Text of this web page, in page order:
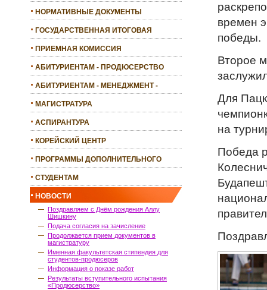
НОРМАТИВНЫЕ ДОКУМЕНТЫ
ГОСУДАРСТВЕННАЯ ИТОГОВАЯ
ПРИЕМНАЯ КОМИССИЯ
АБИТУРИЕНТАМ - ПРОДЮСЕРСТВО
АБИТУРИЕНТАМ - МЕНЕДЖМЕНТ -
МАГИСТРАТУРА
АСПИРАНТУРА
КОРЕЙСКИЙ ЦЕНТР
ПРОГРАММЫ ДОПОЛНИТЕЛЬНОГО
СТУДЕНТАМ
НОВОСТИ
Поздравляем с Днём рождения Аллу
Шишкину
Подача согласия на зачисление
Продолжается прием документов в
магистратуру
Именная факультетская стипендия для
студентов-продюсеров
Информация о показе работ
Результаты вступительного испытания
«Продюсерство»
времен
победы.
Второе
Для
на
Победа